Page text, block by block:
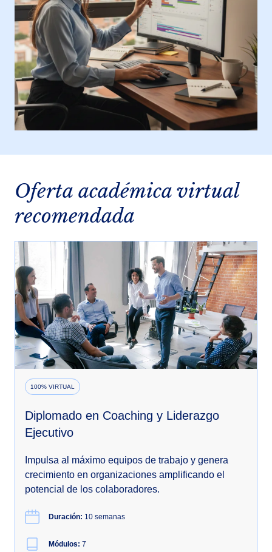
Oferta académica virtual
recomendada
100% VIRTUAL
Diplomado en Coaching y Liderazgo
Ejecutivo
Impulsa al máximo equipos de trabajo y genera
crecimiento en organizaciones amplificando el
potencial de los colaboradores.
Duración: 10 semanas
Módulos: 7